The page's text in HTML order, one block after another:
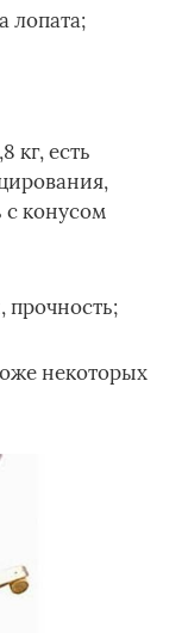
лопата;
кг, есть
конусом
прочность;
некоторых